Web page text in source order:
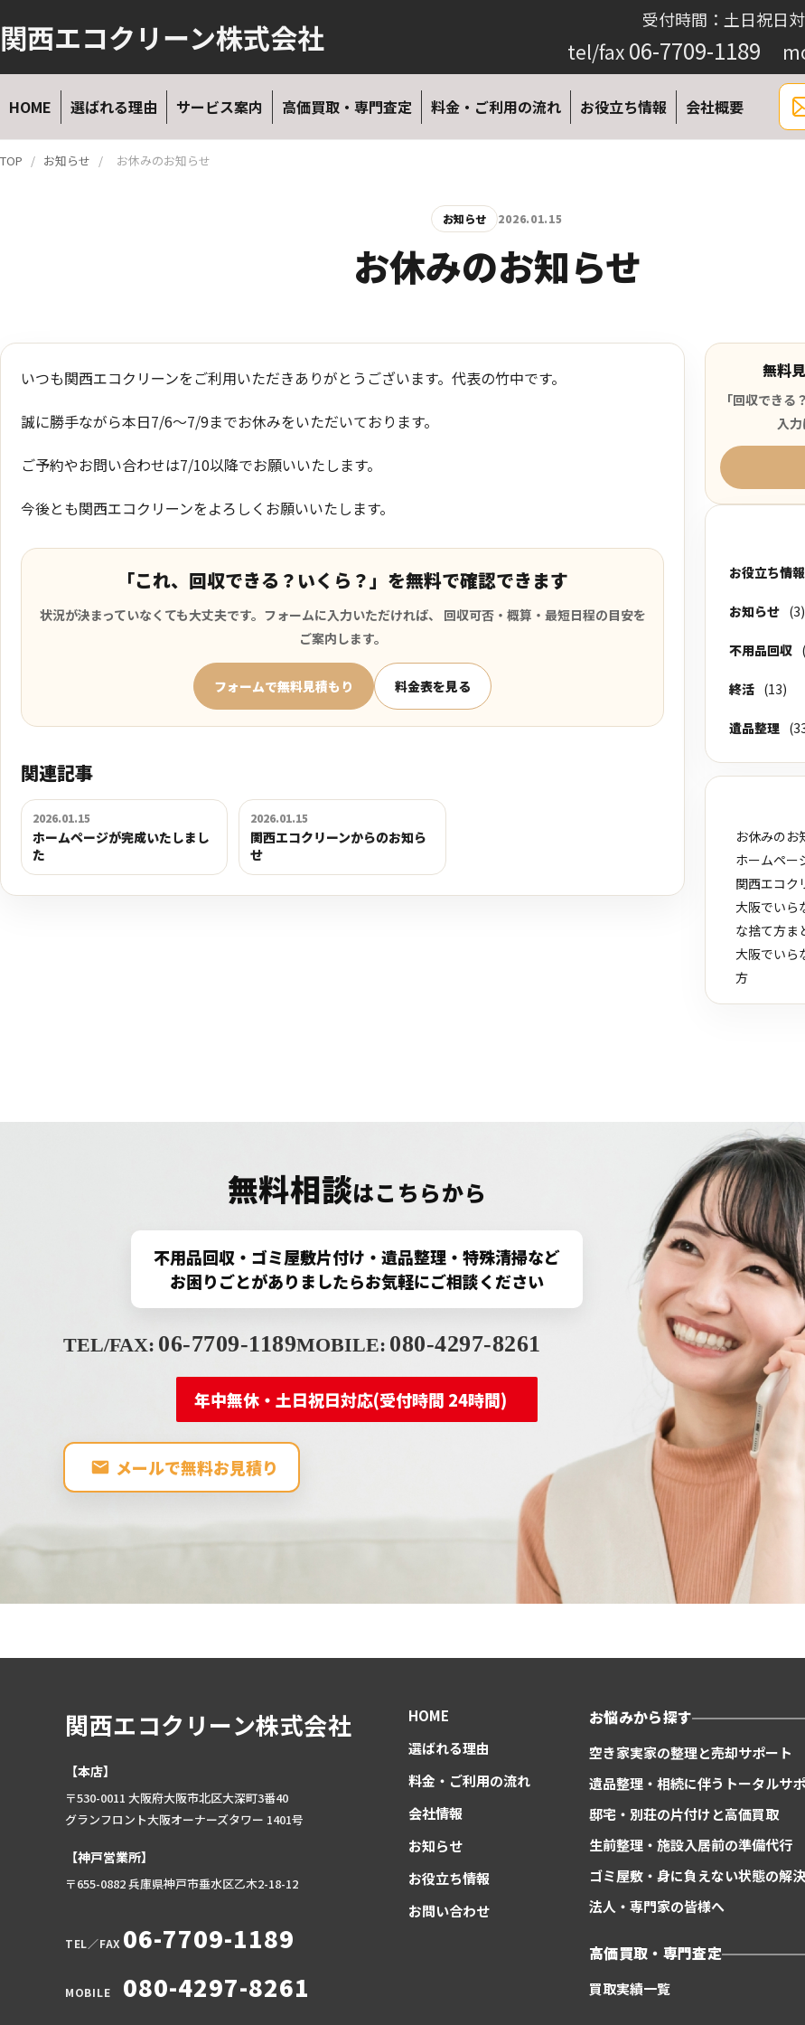
関西エコクリーン株式会社 受付時間：土日祝日
tel/fax 06-7709-1189
HOME 選ばれる理由 サービス案内 高価買取・専門査定 料金・ご利用の流れ お役立ち情報 会社概要
TOP / お知らせ / お休みのお知らせ
お知らせ 2026.01.15
お休みのお知らせ
いつも関西エコクリーンをご利用いただきありがとうございます。代表の竹中です。
誠に勝手ながら本日7/6～7/9までお休みをいただいております。
ご予約やお問い合わせは7/10以降でお願いいたします。
今後とも関西エコクリーンをよろしくお願いいたします。
「これ、回収できる？いくら？」を無料で確認できます
状況が決まっていなくても大丈夫です。フォームに入力いただければ、 回収可否・概算・最短日程の目安を
ご案内します。
フォームで無料見積もり 料金表を見る
関連記事
2026.01.15
ホームページが完成いたしまし
た
2026.01.15
関西エコクリーンからのお知ら
せ
無料
「回収できる
入力
お役立ち情報
お知らせ (3)
不用品回収
終活 (13)
遺品整理
お休みのお
ホームペー
関西エコク
大阪でいら
な捨て方ま
大阪でいら
方
無料相談はこちらから
不用品回収・ゴミ屋敷片付け ・ 遺品整理・特殊清掃など
お困りごとがありましたらお気軽にご相談ください
TEL/FAX: 06-7709-1189MOBILE: 080-4297-8261
年中無休・土日祝日対応(受付時間 24時間)
メールで無料お見積り
関西エコクリーン株式会社
【本店】
〒530-0011 大阪府大阪市北区大深町3番40
グランフロント大阪オーナーズタワー 1401号
【神戸営業所】
〒655-0882 兵庫県神戸市垂水区乙木2-18-12
TEL／FAX 06-7709-1189
MOBILE 080-4297-8261
HOME
選ばれる理由
料金・ご利用の流れ
会社情報
お知らせ
お役立ち情報
お問い合わせ
お悩みから探す
空き家実家の整理と売却サポート
遺品整理・相続に伴うトータルサ
邸宅・別荘の片付けと高価買取
生前整理・施設入居前の準備代行
ゴミ屋敷・身に負えない状態の解決
法人・専門家の皆様へ
高価買取・専門査定
買取実績一覧